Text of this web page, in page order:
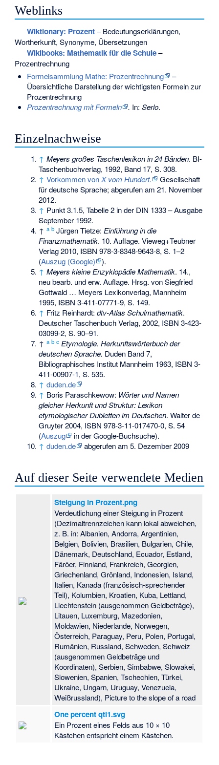
Weblinks
Wiktionary: Prozent– Bedeutungserklärungen,
Wortherkunft, Synonyme, Übersetzungen
Wikibooks: Mathematik für die Schule–
Prozentrechnung
Formelsammlung Mathe: Prozentrechnung
–
Übersichtliche Darstellung der wichtigsten Formeln zur
Prozentrechnung
Prozentrechnung mit Formeln
. In: Serlo.
Einzelnachweise
↑ Meyers großes Taschenlexikon in 24 Bänden. BI-
Taschenbuchverlag, 1992, Band 17, S. 308.
↑ Vorkommen vonX vom Hundert.
Gesellschaft
für deutsche Sprache; abgerufen am 21. November
2012.
↑ Punkt 3.1.5, Tabelle 2 in der DIN 1333 – Ausgabe
September 1992.
↑a b Jürgen Tietze:Einführung in die
Finanzmathematik. 10. Auflage. Vieweg+Teubner
Verlag 2010, ISBN 978-3-8348-9643-8, S. 1–2
(Auszug (Google)
).
↑ Meyers kleine Enzyklopädie Mathematik. 14.,
neu bearb. und erw. Auflage. Hrsg. von Siegfried
Gottwald … Meyers Lexikonverlag, Mannheim
1995, ISBN 3-411-07771-9, S. 149.
↑ Fritz Reinhardt:dtv-Atlas Schulmathematik.
Deutscher Taschenbuch Verlag, 2002, ISBN 3-423-
03099-2, S. 90–91.
↑a b c Etymologie. Herkunftswörterbuch der
deutschen Sprache. Duden Band 7,
Bibliographisches Institut Mannheim 1963, ISBN 3-
411-00907-1, S. 535.
↑ duden.de
↑ Boris Paraschkewow: Wörter und Namen
gleicher Herkunft und Struktur: Lexikon
etymologischer Dubletten im Deutschen. Walter de
Gruyter 2004, ISBN 978-3-11-017470-0, S. 54
(Auszug
in der Google-Buchsuche).
↑ duden.de abgerufen am 5. Dezember 2009
Auf dieser Seite verwendete Medien
Steigung in Prozent.png
Verdeutlichung einer Steigung in Prozent
(Dezimaltrennzeichen kann lokal abweichen,
z. B. in: Albanien, Andorra, Argentinien,
Belgien, Bolivien, Brasilien, Bulgarien, Chile,
Dänemark, Deutschland, Ecuador, Estland,
Färöer, Finnland, Frankreich, Georgien,
Griechenland, Grönland, Indonesien, Island,
Italien, Kanada (französisch-sprechender
Teil), Kolumbien, Kroatien, Kuba, Lettland,
Liechtenstein (ausgenommen Geldbeträge),
Litauen, Luxemburg, Mazedonien,
Moldawien, Niederlande, Norwegen,
Österreich, Paraguay, Peru, Polen, Portugal,
Rumänien, Russland, Schweden, Schweiz
(ausgenommen Geldbeträge und
Koordinaten), Serbien, Simbabwe, Slowakei,
Slowenien, Spanien, Tschechien, Türkei,
Ukraine, Ungarn, Uruguay, Venezuela,
Weißrussland), Picture to the slope of a road
One percent qtl1.svg
Ein Prozent eines Felds aus 10 × 10
Kästchen entspricht einem Kästchen.